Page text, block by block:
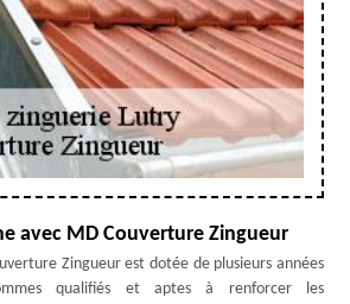
avec MD Couverture Zingueur
Zingueur est dotée de plusieurs années
qualifiés et aptes à renforcer les